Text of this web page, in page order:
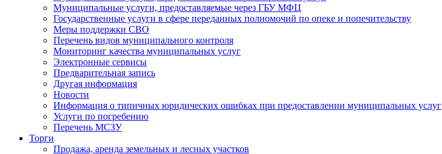
Муниципальные услуги, предоставляемые через ГБУ МФЦ
Государственные услуги в сфере переданных полномочий по опеке и попечительству
Меры поддержки СВО
Перечень видов муниципального контроля
Мониторинг качества муниципальных услуг
Электронные сервисы
Предварительная запись
Другая информация
Новости
Информация о типичных юридических ошибках при предоставлении муниципальных услуг
Услуги по погребению
Перечень МСЗУ
Торги
Продажа, аренда земельных и лесных участков